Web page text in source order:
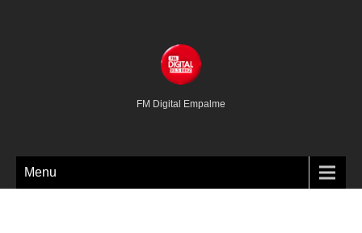
FM Digital Empalme
Menu